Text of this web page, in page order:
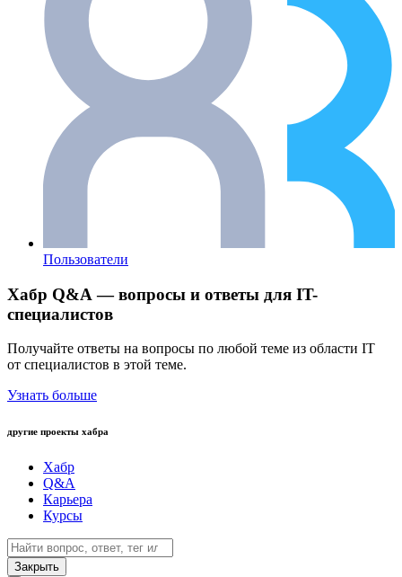
Пользователи
Хабр Q&A — вопросы и ответы для IT-
специалистов
Получайте ответы на вопросы по любой теме из области IT
от специалистов в этой теме.
Узнать больше
другие проекты хабра
Хабр
Q&A
Карьера
Курсы
Закрыть